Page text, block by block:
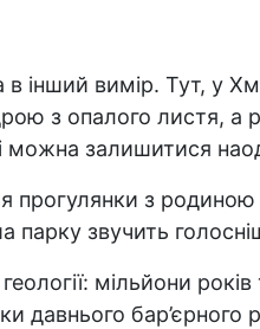
інший вимір. Тут, у
з опалого листя, а
залишитися
з
звучить
мільйони
давнього бар’єрного